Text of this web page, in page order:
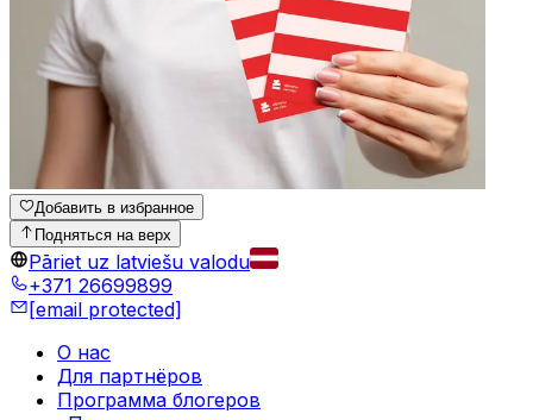
Добавить в избранное
Подняться на верх
Pāriet uz latviešu valodu
+371 26699899
[email protected]
О нас
Для партнёров
Программа блогеров